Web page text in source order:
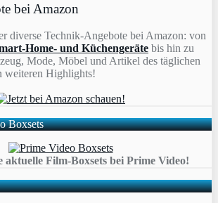
bei Amazon
diverse Technik-Angebote bei Amazon: von
Home- und Küchengeräte bis hin zu
Mode, Möbel und Artikel des täglichen
weiteren Highlights!
Boxsets
aktuelle Film-Boxsets bei Prime Video!